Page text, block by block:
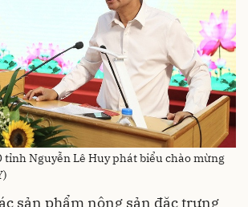
tỉnh Nguyễn Lê Huy phát biểu chào mừng
sản phẩm nông sản đặc trưng